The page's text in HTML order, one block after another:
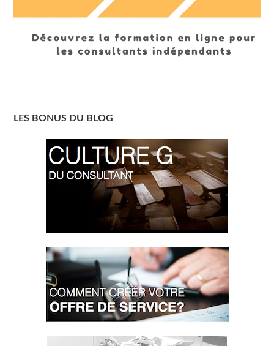
LES BONUS DU BLOG